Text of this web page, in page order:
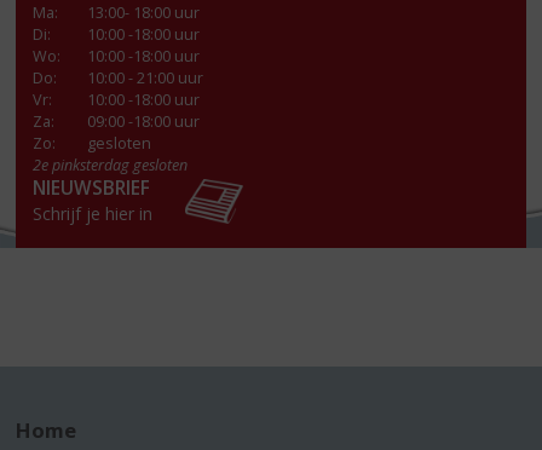
Ma:
13:00- 18:00 uur
Di:
10:00 -18:00 uur
Wo:
10:00 -18:00 uur
Do:
10:00 - 21:00 uur
Vr:
10:00 -18:00 uur
Za:
09:00 -18:00 uur
Zo:
gesloten
2e pinksterdag gesloten
NIEUWSBRIEF
Schrijf je hier in
Home